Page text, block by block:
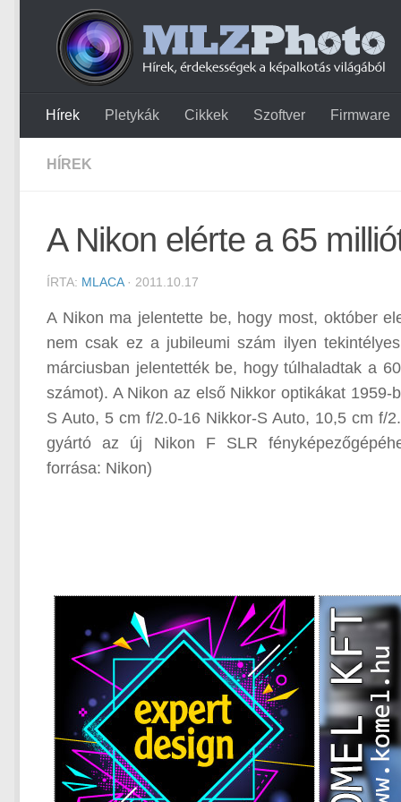
Hírek Pletykák Cikkek Szoftver Firmware
HÍREK
A Nikon elérte a 65
ÍRTA: MLACA· 2011.10.17
A Nikon ma jelentette be, hogy most, október
nem csak ez a jubileumi szám ilyen
márciusban jelentették be, hogy túlhaladtak a
számot). A Nikon az első Nikkor optikákat
S Auto, 5 cm f/2.0-16 Nikkor-S Auto, 10,5 cm f/
gyártó az új Nikon F SLR
forrása: Nikon)